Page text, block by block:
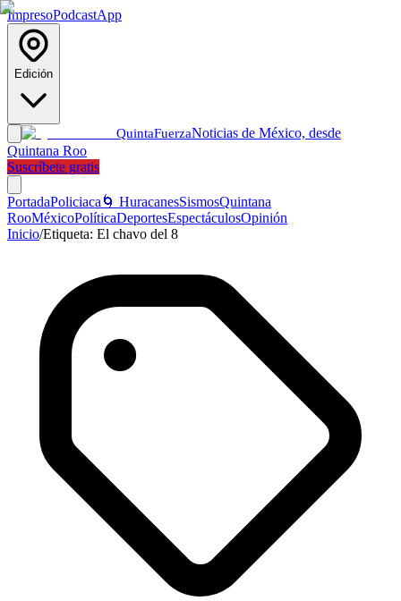
ImpresoPodcastApp
Edición
QuintaFuerzaNoticias de México, desde
Quintana Roo
Suscríbete gratis
PortadaPoliciaca 🌀 HuracanesSismosQuintana
RooMéxicoPolíticaDeportesEspectáculosOpinión
Inicio/Etiqueta: El chavo del 8